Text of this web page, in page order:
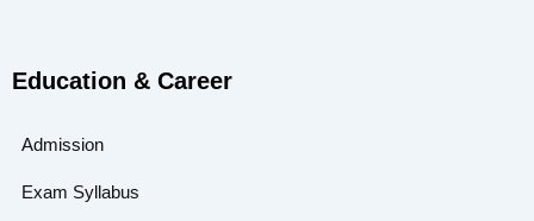
Education & Career
Admission
Exam Syllabus